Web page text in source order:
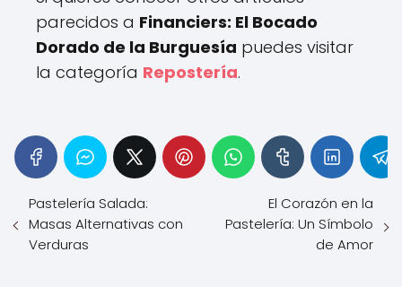
parecidos a Financiers: El Bocado
Dorado de la Burguesía puedes visitar
la categoría Repostería.
Pastelería Salada:
Masas Alternativas con
Verduras
El Corazón en la
Pastelería: Un Símbolo
de Amor